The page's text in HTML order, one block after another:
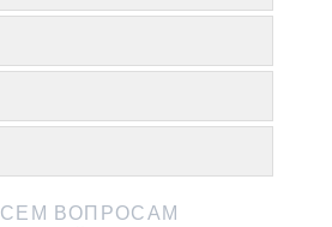
ВОПРОСАМ